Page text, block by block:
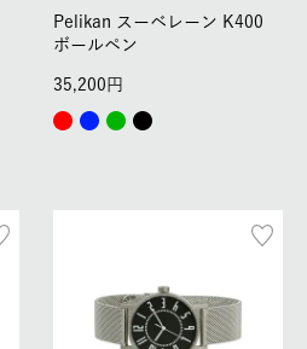
Pelikan スーベレーン K400
ボールペン
35,200